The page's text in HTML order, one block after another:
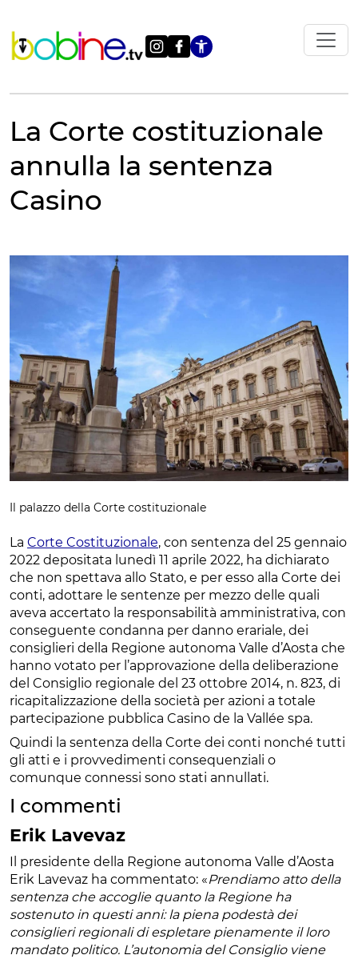
contenuto
Apri le
La Corte costituzionale
annulla la sentenza
Casino
Il palazzo della Corte costituzionale
La Corte Costituzionale, con sentenza del 25 gennaio
2022 depositata lunedì 11 aprile 2022, ha dichiarato
che non spettava allo Stato, e per esso alla Corte dei
conti, adottare le sentenze per mezzo delle quali
aveva accertato la responsabilità amministrativa, con
conseguente condanna per danno erariale, dei
consiglieri della Regione autonoma Valle d’Aosta che
hanno votato per l’approvazione della deliberazione
del Consiglio regionale del 23 ottobre 2014, n. 823, di
ricapitalizzazione della società per azioni a totale
partecipazione pubblica Casino de la Vallée spa.
Quindi la sentenza della Corte dei conti nonché tutti
gli atti e i provvedimenti consequenziali o
comunque connessi sono stati annullati.
I commenti
Erik Lavevaz
Il presidente della Regione autonoma Valle d’Aosta
Erik Lavevaz ha commentato: «Prendiamo atto della
sentenza che accoglie quanto la Regione ha
sostenuto in questi anni: la piena podestà dei
consiglieri regionali di espletare pienamente il loro
mandato politico. L’autonomia del Consiglio viene